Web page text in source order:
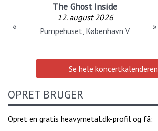
The Ghost Inside
12. august 2026
Pumpehuset, København V
« »
Se hele koncertkalenderen
OPRET BRUGER
Opret en gratis heavymetal.dk-profil og få: